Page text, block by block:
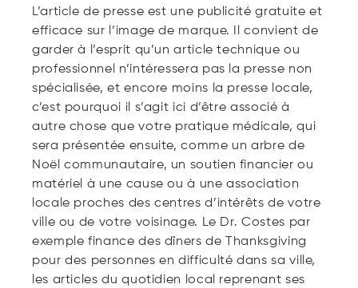
L’article de presse est une publicité gratuite et
efficace sur l’image de marque. Il convient de
garder à l’esprit qu’un article technique ou
professionnel n’intéressera pas la presse non
spécialisée, et encore moins la presse locale,
c’est pourquoi il s’agit ici d’être associé à
autre chose que votre pratique médicale, qui
sera présentée ensuite, comme un arbre de
Noël communautaire, un soutien financier ou
matériel à une cause ou à une association
locale proches des centres d’intérêts de votre
ville ou de votre voisinage. Le Dr. Costes par
exemple finance des dîners de Thanksgiving
pour des personnes en difficulté dans sa ville,
les articles du quotidien local reprenant ses